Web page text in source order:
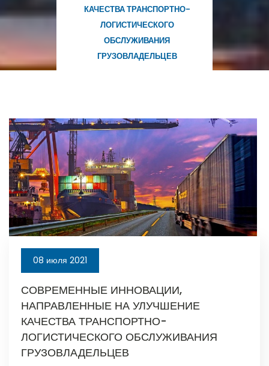
КАЧЕСТВА ТРАНСПОРТНО-
ЛОГИСТИЧЕСКОГО
ОБСЛУЖИВАНИЯ
ГРУЗОВЛАДЕЛЬЦЕВ
08 июля 2021
СОВРЕМЕННЫЕ ИННОВАЦИИ,
НАПРАВЛЕННЫЕ НА УЛУЧШЕНИЕ
КАЧЕСТВА ТРАНСПОРТНО-
ЛОГИСТИЧЕСКОГО ОБСЛУЖИВАНИЯ
ГРУЗОВЛАДЕЛЬЦЕВ